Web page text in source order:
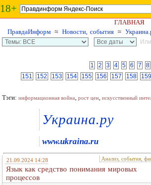
18+
ГЛАВНАЯ
ПравдаИнформ ≈ Новости, события ≈
1
2 3 4 5 6 7 8
151
152 153 154 155 156 157 158 159
Тэги: информационная война, рост цен, искусственный
Украина.ру
www.ukraina.ru
21.09.2024 14:28 Анализ, события,
Язык как средство понимания мировых
процессов